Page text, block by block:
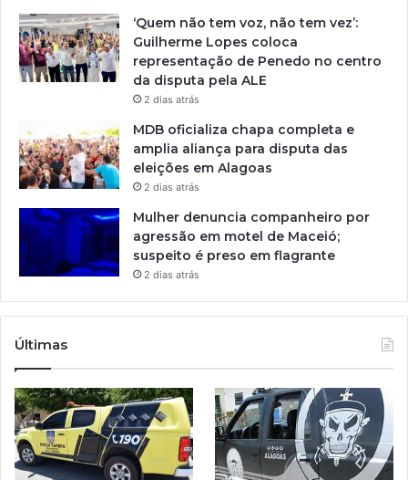
‘Quem não tem voz, não tem vez’:
Guilherme Lopes coloca
representação de Penedo no centro
da disputa pela ALE
2 dias atrás
MDB oficializa chapa completa e
amplia aliança para disputa das
eleições em Alagoas
2 dias atrás
Mulher denuncia companheiro por
agressão em motel de Maceió;
suspeito é preso em flagrante
2 dias atrás
Últimas